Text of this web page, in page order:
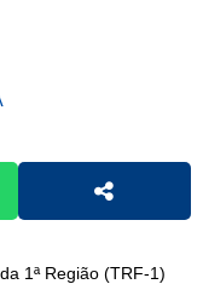
1ª Região (TRF-1)